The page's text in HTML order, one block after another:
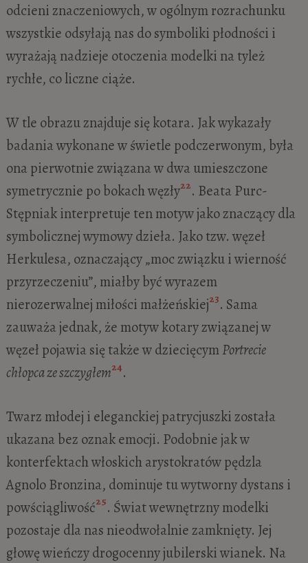
odcieni znaczeniowych, w ogólnym rozrachunku
wszystkie odsyłają nas do symboliki płodności i
wyrażają nadzieje otoczenia modelki na tyleż
rychłe, co liczne ciąże.
W tle obrazu znajduje się kotara. Jak wykazały
badania wykonane w świetle podczerwonym, była
ona pierwotnie związana w dwa umieszczone
symetrycznie po bokach węzły22. Beata Purc-
Stępniak interpretuje ten motyw jako znaczący dla
symbolicznej wymowy dzieła. Jako tzw. węzeł
Herkulesa, oznaczający „moc związku i wierność
przyrzeczeniu”, miałby być wyrazem
nierozerwalnej miłości małżeńskiej23. Sama
zauważa jednak, że motyw kotary związanej w
węzeł pojawia się także w dziecięcymPortrecie
chłopca ze szczygłem24.
Twarz młodej i eleganckiej patrycjuszki została
ukazana bez oznak emocji. Podobnie jak w
konterfektach włoskich arystokratów pędzla
Agnolo Bronzina, dominuje tu wytworny dystans i
powściągliwość25. Świat wewnętrzny modelki
pozostaje dla nas nieodwołalnie zamknięty. Jej
głowę wieńczy drogocenny jubilerski wianek. Na